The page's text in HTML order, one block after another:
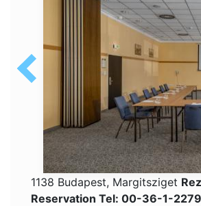
1138 Budapest, Margitsziget
Reservation Tel: 00-36-1-